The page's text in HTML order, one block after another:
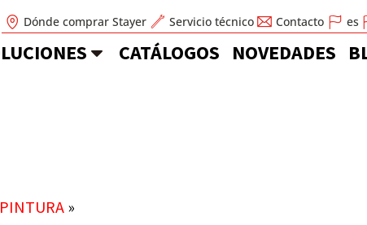
Dónde comprar Stayer Servicio técnico Contacto es
CATÁLOGOS NOVEDADES
»